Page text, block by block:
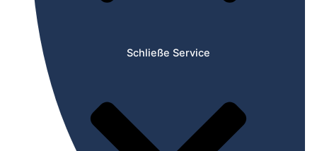
Schließe Service